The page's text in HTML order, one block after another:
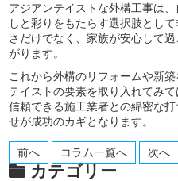
アジアンテイストな外構工事は
しと彩りをもたらす選択肢とし
さだけでなく、家族が安心して
がります。
これから外構のリフォームや新
テイストの要素を取り入れてみ
信頼できる施工業者との綿密な
せが成功のカギとなります。
前へ コラム一覧へ 次へ
カテゴリー